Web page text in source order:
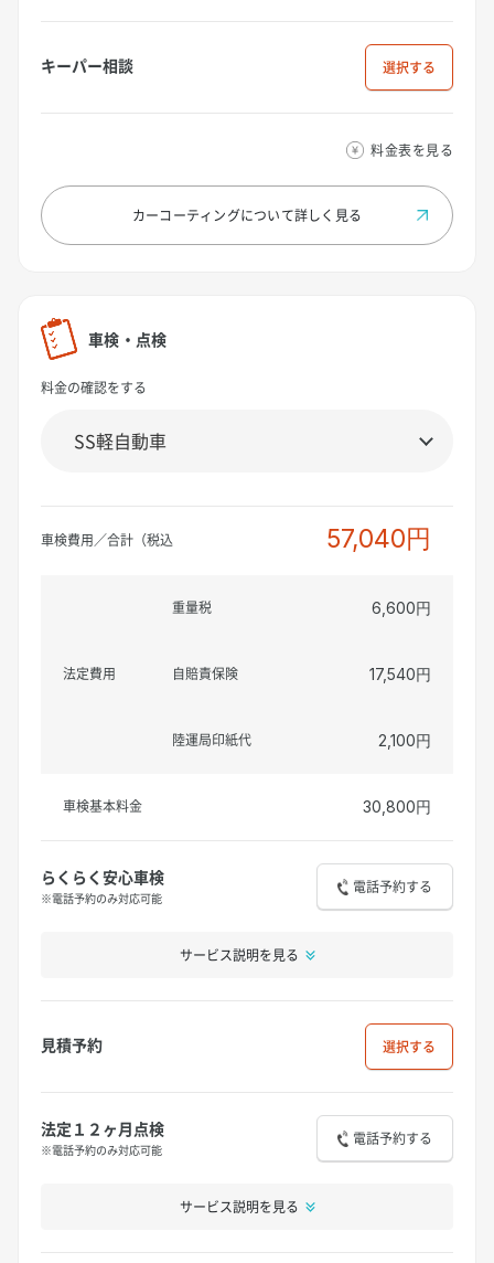
キーパー相談 選択
料金表を見る
カーコーティングについて詳しく見る
車検・点検
料金の確認をする
車検費用／合計（税込 57,040円
法定費用
重量税 6,600円
自賠責保険 17,540円
陸運局印紙代 2,100円
車検基本料金 30,800円
らくらく安心車検
※電話予約のみ対応可能
電話予約する
サービス説明を見る
見積予約 選択
法定１２ヶ月点検
※電話予約のみ対応可能
電話予約する
サービス説明を見る